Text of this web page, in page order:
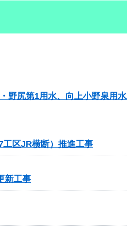
尻第1用水、向上小野泉用
工区JR横断）推進工事
新工事